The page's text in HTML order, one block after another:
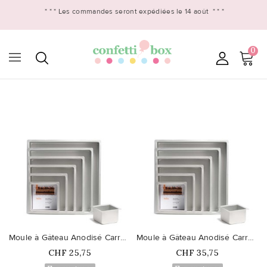
* * * Les commandes seront expédiées le 14 août * * *
0
Moule à Gâteau Anodisé Carré 25 cm
Prix
CHF 25,75
Moule à Gâteau Anodisé Carré 40 cm
Prix
CHF 35,75